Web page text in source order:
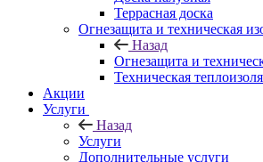
Террасная доска
Огнезащита и техническая
Назад
Огнезащита и
Техническая
Акции
Услуги
Назад
Услуги
Дополнительные услуги